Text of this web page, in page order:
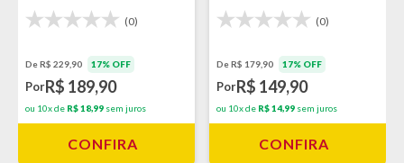
(0)
De R$ 229,90 17% OFF
PorR$ 189,90
ou 10x de R$ 18,99 sem juros
CONFIRA
(0)
De R$ 179,90 17% OFF
PorR$ 149,90
ou 10x de R$ 14,99 sem juros
CONFIRA